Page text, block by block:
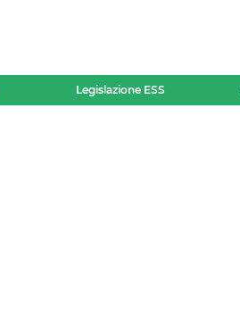
Legislazione ESS